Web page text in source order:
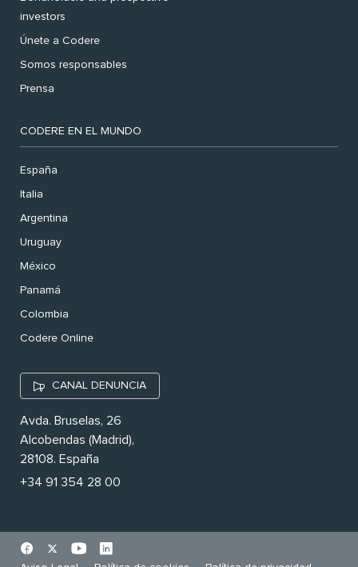
investors
Únete a Codere
Somos responsables
Prensa
CODERE EN EL MUNDO
España
Italia
Argentina
Uruguay
México
Panamá
Colombia
Codere Online
CANAL DENUNCIA
Avda. Bruselas, 26
Alcobendas (Madrid),
28108. España
+34 91 354 28 00